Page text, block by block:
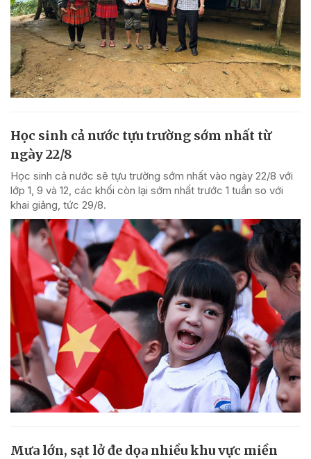
Học sinh cả nước tựu trường sớm nhất từ
ngày 22/8
Học sinh cả nước sẽ tựu trường sớm nhất vào ngày 22/8 với
lớp 1, 9 và 12, các khối còn lại sớm nhất trước 1 tuần so với
khai giảng, tức 29/8.
Mưa lớn, sạt lở đe dọa nhiều khu vực miền